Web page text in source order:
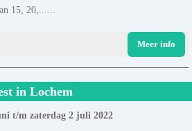
15, 20,......
Meer info
in Lochem
t/m zaterdag 2 juli 2022